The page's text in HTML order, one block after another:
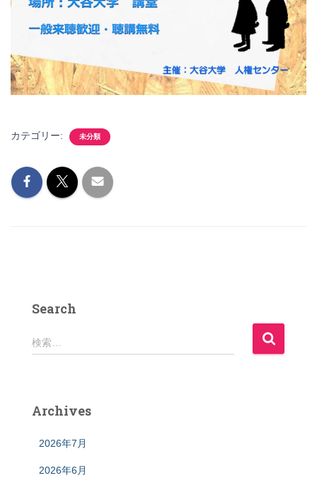
カテゴリー: 未分類
Search
検
索
検索…
Archives
2026年7月
2026年6月